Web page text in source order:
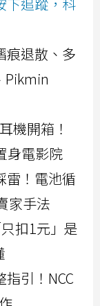
痕退散、多
Pikmin
機開箱！
身電影院
雷！電池循
家手法
扣1元」是
引！NCC